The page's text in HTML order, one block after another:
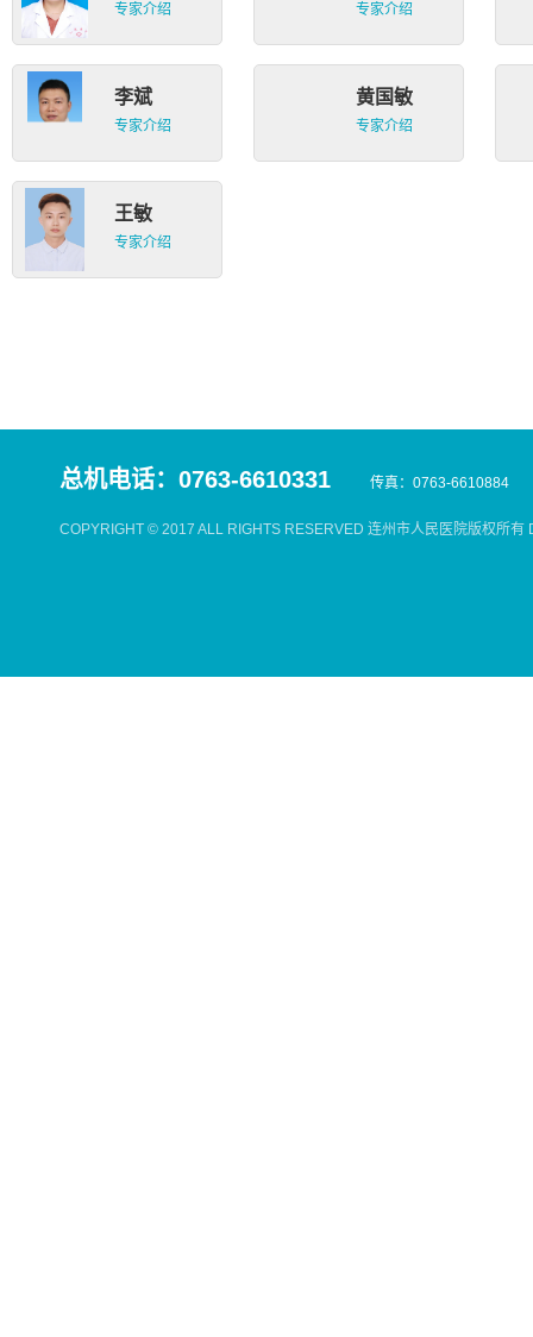
专家介绍 专家介绍
李斌
专家介绍
黄国敏
专家介绍
王敏
专家介绍
总机电话：0763-6610331 传真：0763-6610884
COPYRIGHT © 2017 ALL RIGHTS RESERVED 连州市人民医院版权所